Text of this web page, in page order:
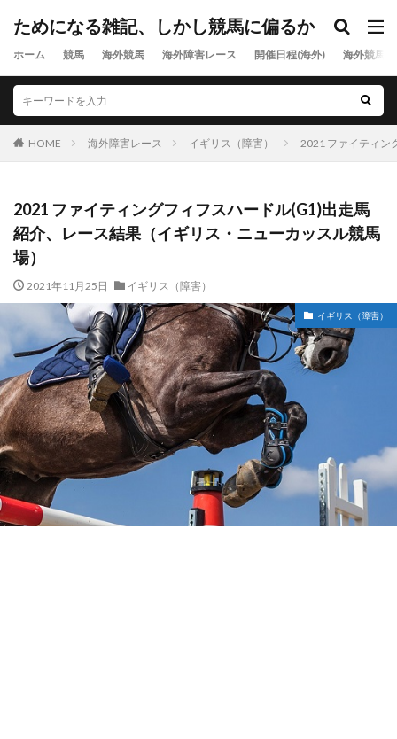
ためになる雑記、しかし競馬に偏るか
ホーム 競馬 海外競馬 海外障害レース 開催日程(海外) 海外競馬
HOME 海外障害レース イギリス（障害） 2021 ファイティン
2021 ファイティングフィフスハードル(G1)出走馬
紹介、レース結果（イギリス・ニューカッスル競馬
場）
2021年11月25日 イギリス（障害）
イギリス（障害）